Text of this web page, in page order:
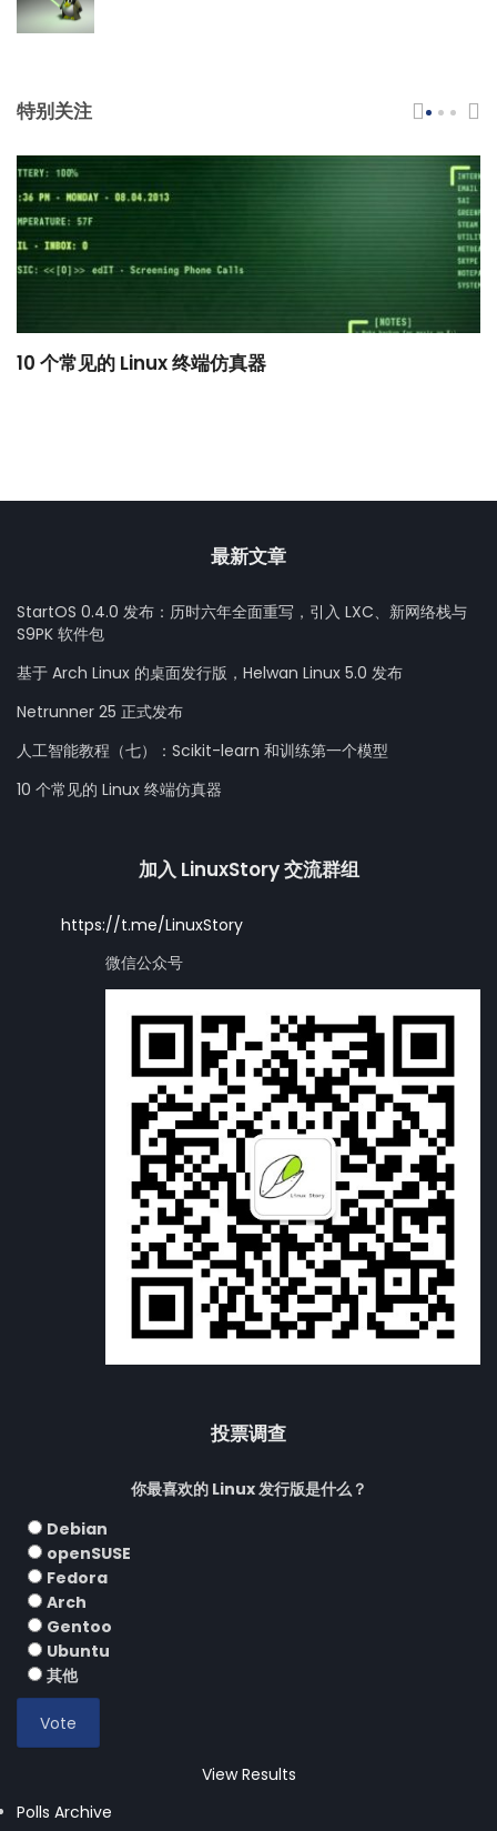
特别关注
10 个常见的 Linux 终端仿真器
最新文章
StartOS 0.4.0 发布：历时六年全面重写，引入 LXC、新网络栈与
S9PK 软件包
基于 Arch Linux 的桌面发行版，Helwan Linux 5.0 发布
Netrunner 25 正式发布
人工智能教程（七）：Scikit-learn 和训练第一个模型
10 个常见的 Linux 终端仿真器
加入 LinuxStory 交流群组
https://t.me/LinuxStory
微信公众号
投票调查
你最喜欢的 Linux 发行版是什么？
Debian
openSUSE
Fedora
Arch
Gentoo
Ubuntu
其他
View Results
Polls Archive